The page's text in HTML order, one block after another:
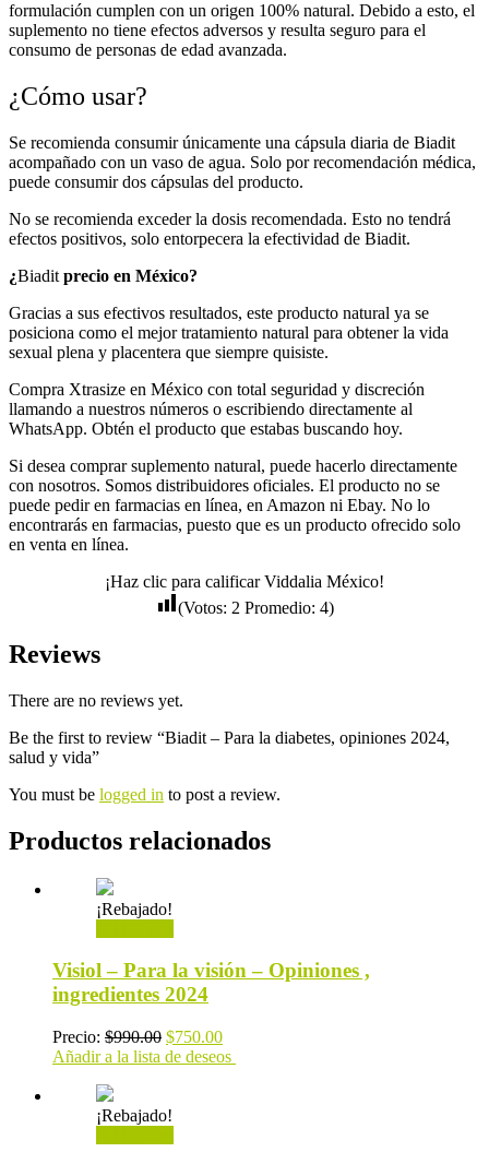
formulación cumplen con un origen 100% natural. Debido a esto, el
suplemento no tiene efectos adversos y resulta seguro para el
consumo de personas de edad avanzada.
¿Cómo usar?
Se recomienda consumir únicamente una cápsula diaria de Biadit
acompañado con un vaso de agua. Solo por recomendación médica,
puede consumir dos cápsulas del producto.
No se recomienda exceder la dosis recomendada. Esto no tendrá
efectos positivos, solo entorpecera la efectividad de Biadit.
¿Biadit precio en México?
Gracias a sus efectivos resultados, este producto natural ya se
posiciona como el mejor tratamiento natural para obtener la vida
sexual plena y placentera que siempre quisiste.
Compra Xtrasize en México con total seguridad y discreción
llamando a nuestros números o escribiendo directamente al
WhatsApp. Obtén el producto que estabas buscando hoy.
Si desea comprar suplemento natural, puede hacerlo directamente
con nosotros. Somos distribuidores oficiales. El producto no se
puede pedir en farmacias en línea, en Amazon ni Ebay. No lo
encontrarás en farmacias, puesto que es un producto ofrecido solo
en venta en línea.
¡Haz clic para calificar Viddalia México!
(Votos: 2 Promedio: 4)
Reviews
There are no reviews yet.
Be the first to review “Biadit – Para la diabetes, opiniones 2024,
salud y vida”
You must be logged in to post a review.
Productos relacionados
¡Rebajado!
Visiol – Para la visión – Opiniones ,
ingredientes 2024
Precio: $990.00 $750.00
Añadir a la lista de deseos
¡Rebajado!